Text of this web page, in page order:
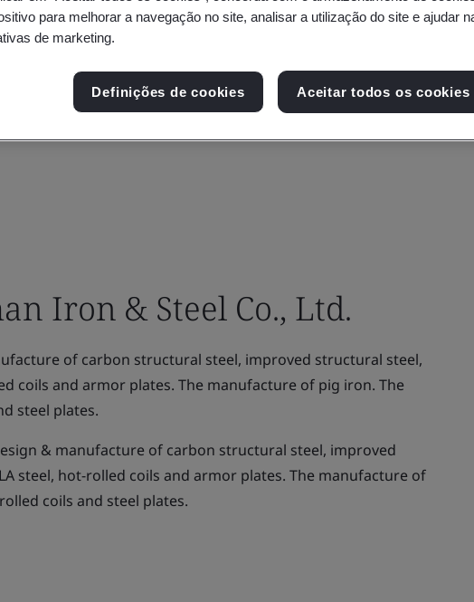
Iron & Steel Co., Ltd.
of carbon structural steel, improved structural steel,
coils and armor plates. The manufacture of pig iron. The
steel plates.
& manufacture of carbon structural steel, improved
steel, hot-rolled coils and armor plates. The manufacture of
coils and steel plates.
para melhorar a navegação no site, analisar a utilização do site e ajudar
de marketing.
Definições de cookies Aceitar todos os cookies